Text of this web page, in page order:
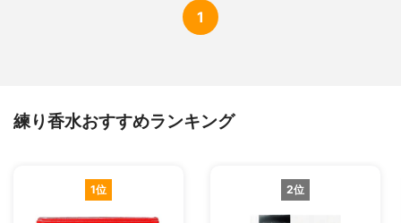
1
練り香水おすすめランキング
1位 2位